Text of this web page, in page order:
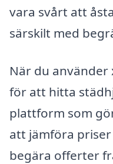
vara svårt att
särskilt med
När du
för att hitta
plattform som
att jämföra
begära offerter